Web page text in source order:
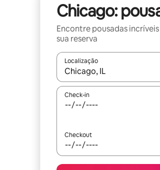
Chicago:
Encontre pousadas
sua reserva
Localização
Quando os resultados
Check-in
Checkout